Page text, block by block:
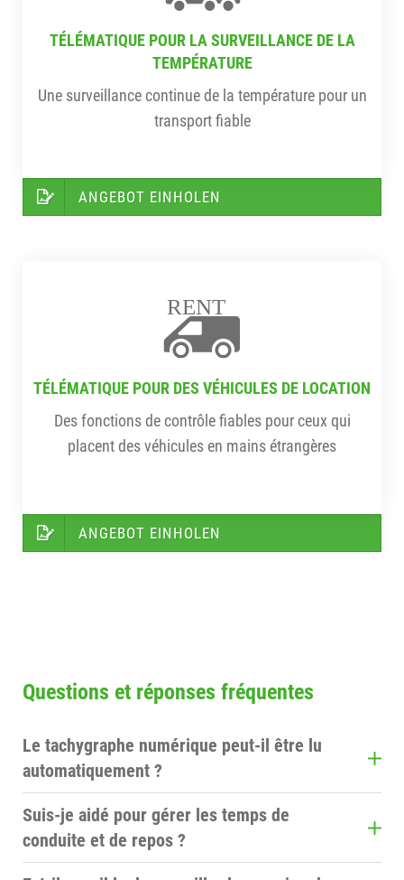
TÉLÉMATIQUE POUR LA SURVEILLANCE DE LA
TEMPÉRATURE
Une surveillance continue de la température pour un
transport fiable
ANGEBOT EINHOLEN
RENT
TÉLÉMATIQUE POUR DES VÉHICULES DE LOCATION
Des fonctions de contrôle fiables pour ceux qui
placent des véhicules en mains étrangères
ANGEBOT EINHOLEN
Questions et réponses fréquentes
Le tachygraphe numérique peut-il être lu
automatiquement ?
Oui. Avec ConnectedTachograph, les données des
cartes de véhicule et de conducteur sont lues à
distance et archivées conformément à la
Suis-je aidé pour gérer les temps de
conduite et de repos ?
Les données du tachygraphe fournissent des